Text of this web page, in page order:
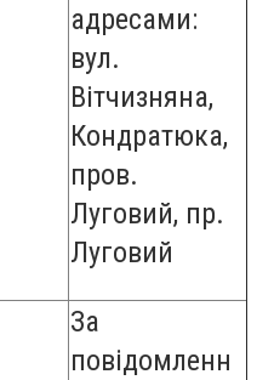
адресами:
вул.
Вітчизняна,
Кондратюка,
пров.
Луговий, пр.
Луговий
За
повідомленн